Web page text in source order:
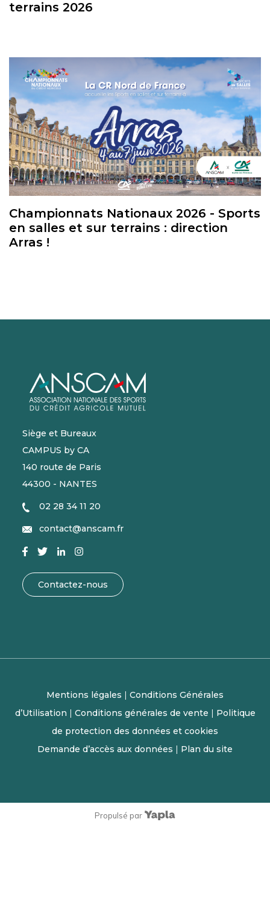
terrains 2026
Championnats Nationaux 2026 - Sports
en salles et sur terrains : direction
Arras !
Siège et Bureaux
CAMPUS by CA
140 route de Paris
44300 - NANTES
02 28 34 11 20
contact@anscam.fr
Contactez-nous
Mentions légales | Conditions Générales
d’Utilisation | Conditions générales de vente | Politique
de protection des données et cookies
Demande d’accès aux données | Plan du site
Propulsé par